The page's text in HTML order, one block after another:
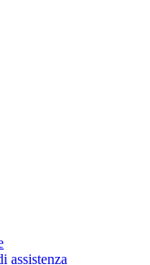
assistenza